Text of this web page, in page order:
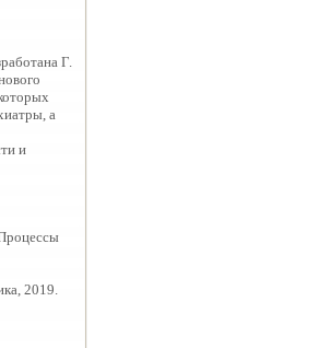
Г.
а
и
2019.